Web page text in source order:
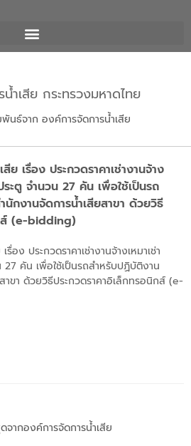
ำเสีย กระทรวงมหาดไทย
พันธ์จาก องค์การจัดการน้ำเสีย
ย เรื่อง ประกวดราคาเช่างานจ้าง
ระตู จำนวน 27 คัน เพื่อใช้เป็นรถ
กงานจัดการน้ำเสียสาขา ด้วยวิธี
ส์ (e-bidding)
อง ประกวดราคาเช่างานจ้างเหมาเช่า
คัน เพื่อใช้เป็นรถสำหรับปฏิบัติงาน
าขา ด้วยวิธีประกวดราคาอิเล็กทรอนิกส์ (e-
จากองค์การจัดการน้ำเสีย